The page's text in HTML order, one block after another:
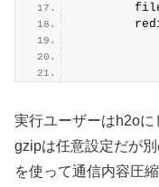
実行ユーザーはh2oに
gzipは任意設定だが
を使って通信内容圧